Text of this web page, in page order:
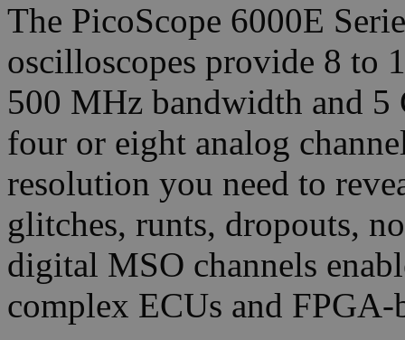
The PicoScope 6000E
oscilloscopes provide 8 to
500 MHz bandwidth and 5
four or eight analog
resolution you need to
glitches, runts, dropouts,
digital MSO channels
complex ECUs and FPGA-